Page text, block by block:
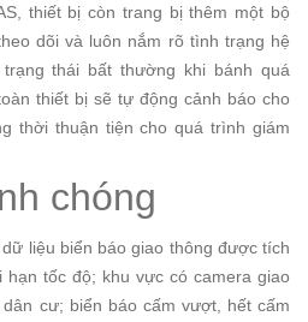
thiết bị còn trang bị thêm một bộ
dõi và luôn nắm rõ tình trạng hệ
thái bất thường khi bánh quá
thiết bị sẽ tự động cảnh báo cho
thời thuận tiện cho quá trình giám
chóng
liệu biển báo giao thông được tích
tốc độ; khu vực có camera giao
cư; biển báo cấm vượt, hết cấm